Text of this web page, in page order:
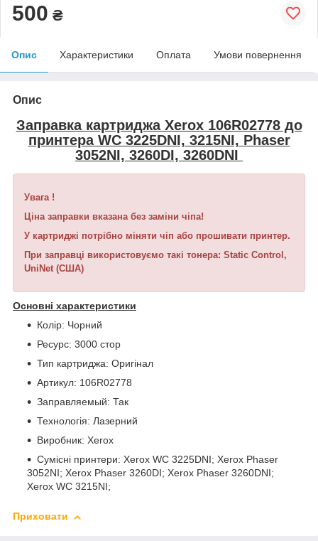
500 ₴
Опис Характеристики Оплата Умови повернення
Опис
Заправка картриджа Xerox 106R02778 до
принтера WC 3225DNI, 3215NI, Phaser
3052NI, 3260DI, 3260DNI
Увага !
Ціна заправки вказана без заміни чіпа!
У картриджі потрібно міняти чіп або прошивати принтер.
При заправці використовуємо такі тонера: Static Control,
UniNet (США)
Основні характеристики
Колір: Чорний
Ресурс: 3000 стор
Тип картриджа: Оригінал
Артикул: 106R02778
Заправляемый: Так
Технологія: Лазерний
Виробник: Xerox
Сумісні принтери: Xerox WC 3225DNI; Xerox Phaser
3052NI; Xerox Phaser 3260DI; Xerox Phaser 3260DNI;
Xerox WC 3215NI;
Приховати